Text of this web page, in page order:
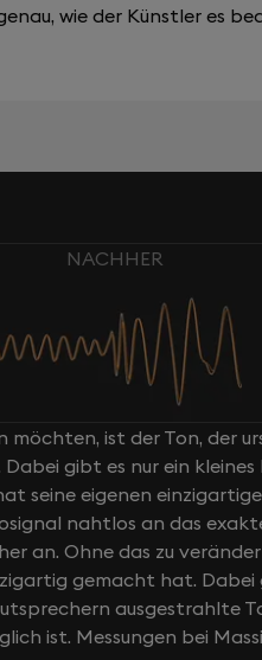
wie der Künstler es
NACHHER
möchten, ist der Ton, der
gibt es nur ein kleines
seine eigenen
nahtlos an das
an. Ohne das zu
gemacht hat.
ausgestrahlte
ist. Messungen bei